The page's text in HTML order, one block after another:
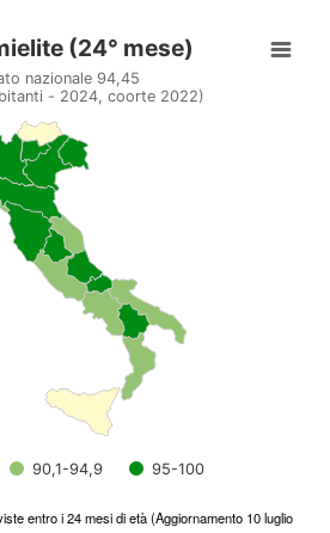
mese)
with 1 data series.
100 abitanti - 2024, coorte 2022)
(24° mese)
(24° mese)
nazionale 94,45
- 2024, coorte 2022)
90,1-94,9 95-100
entro i 24 mesi di età (Aggiornamento 10 luglio